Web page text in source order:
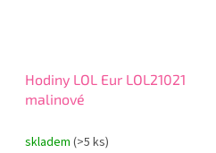
Hodiny LOL Eur LOL21021
malinové
skladem (>5 ks)